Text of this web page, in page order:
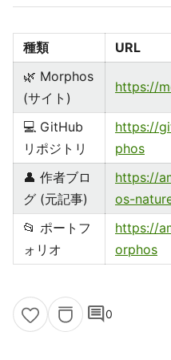
種類
URL
🌿 Morphos
(サイト)
https://
💻 GitHub
リポジトリ
https://
phos
👤 作者ブロ
グ (元記事)
https://
os-
📂 ポートフ
ォリオ
https://
orphos
comment0